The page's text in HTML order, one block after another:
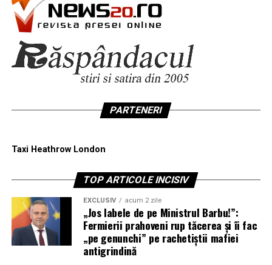
PARTENERI
Taxi Heathrow London
TOP ARTICOLE INCISIV
EXCLUSIV acum 2 zile
„Jos labele de pe Ministrul Barbu!”:
Fermierii prahoveni rup tăcerea și îi fac
„pe genunchi” pe rachetiștii mafiei
antigrindină